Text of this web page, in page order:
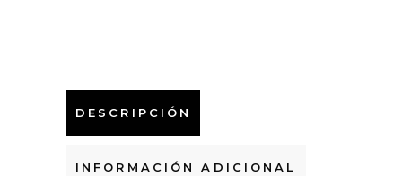
DESCRIPCIÓN
INFORMACIÓN ADICIONAL